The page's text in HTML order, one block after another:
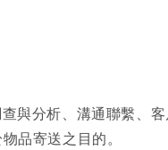
與分析、溝通聯繫、客
品寄送之目的。